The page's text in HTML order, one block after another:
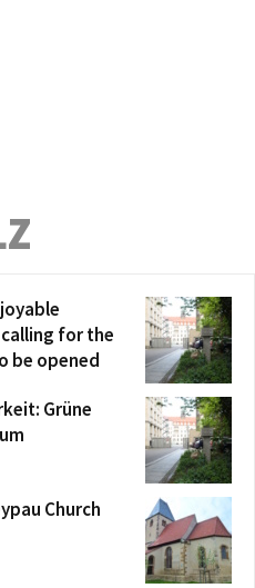
for the
be opened
Grüne
Church